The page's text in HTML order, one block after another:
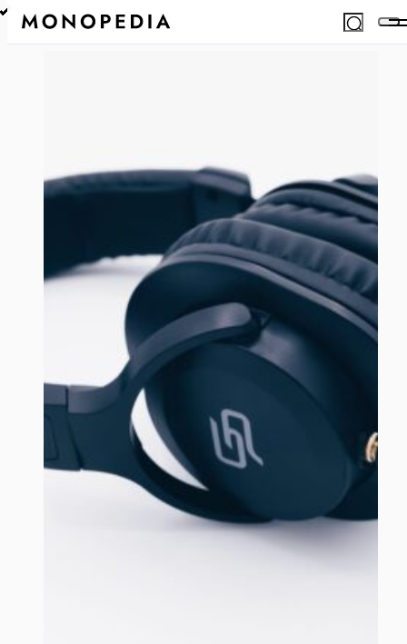
GRANPRO V1 レビュー／3,000円台で買える
モニターヘッドホン。価格を超えた驚きの音質
更新：2026.5.4
本記事は製品提供を受け作成しており、リンクには一部プロモーションが